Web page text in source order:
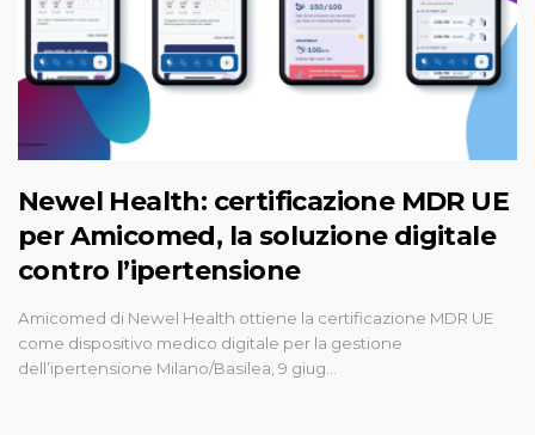
Newel Health: certificazione MDR UE
per Amicomed, la soluzione digitale
contro l’ipertensione
Amicomed di Newel Health ottiene la certificazione MDR UE
come dispositivo medico digitale per la gestione
dell’ipertensione Milano/Basilea, 9 giug…